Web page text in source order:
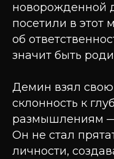
новорожденной
посетили в
об
значит быть
Демин взял
склонность к
размышлениям
Он не стал
личности,